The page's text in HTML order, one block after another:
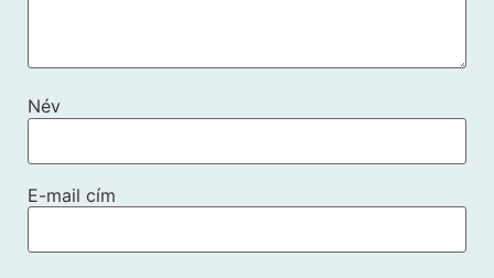
Név
E-mail cím